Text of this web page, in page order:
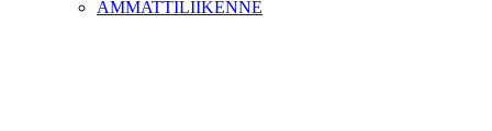
AMMATTILIIKENNE